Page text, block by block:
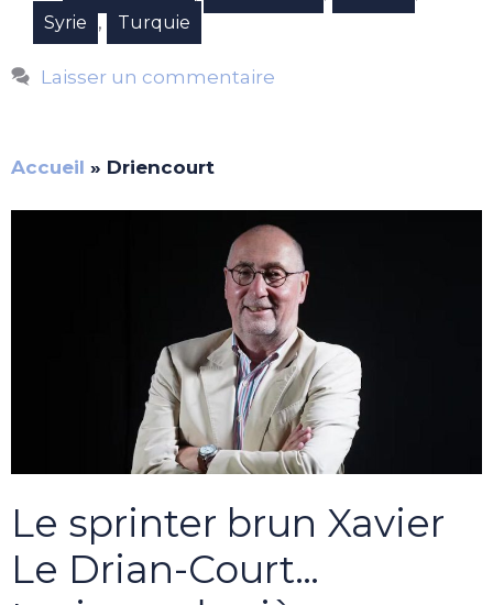
Syrie , Turquie
Laisser un commentaire
Accueil » Driencourt
Le sprinter brun Xavier
Le Drian-Court…